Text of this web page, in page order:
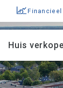
Huis